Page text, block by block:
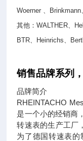
Woerner 、 Brinkmann
其他：WALTHER、
BTR、 Heinrichs、
销售品牌系列
品牌简介
RHEINTACHO
是一个小的经销商
转速表的生产工厂
为了德国转速表的